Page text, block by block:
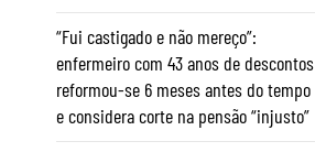
“Fui castigado e não mereço”:
enfermeiro com 43 anos de descontos
reformou-se 6 meses antes do tempo
e considera corte na pensão “injusto”